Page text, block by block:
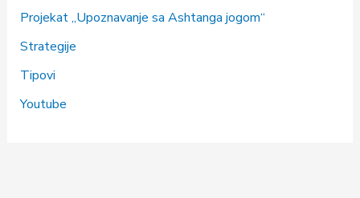
Projekat „Upoznavanje sa Ashtanga jogom“
Strategije
Tipovi
Youtube